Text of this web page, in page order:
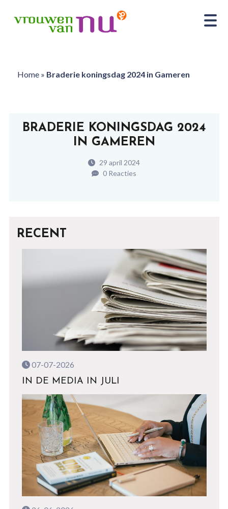
Home» Braderie koningsdag 2024 in Gameren
BRADERIE KONINGSDAG 2024
IN GAMEREN
29 april 2024
0 Reacties
RECENT
07-07-2026
IN DE MEDIA IN JULI